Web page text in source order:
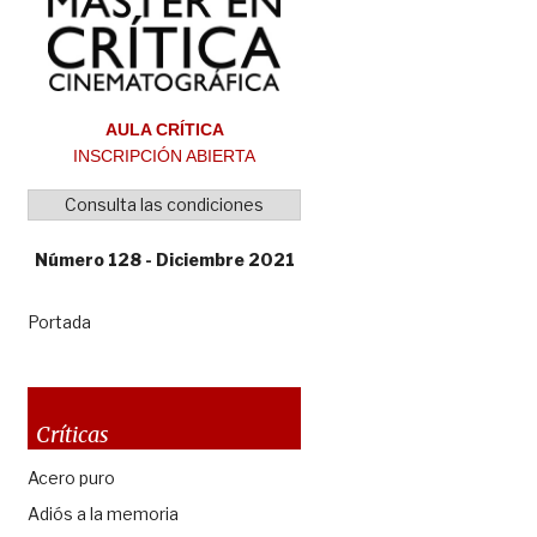
AULA CRÍTICA
INSCRIPCIÓN ABIERTA
Consulta las condiciones
Número 128 - Diciembre 2021
Portada
Críticas
Acero puro
Adiós a la memoria